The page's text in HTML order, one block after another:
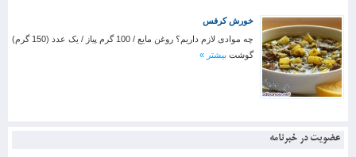
خورش کرفس
چه موادی لازم داریم؟ روغن مایع / 100 گرم پیاز / یک عدد (150 گرم)
گوشت بیشتر »
عضویت در خبرنامه